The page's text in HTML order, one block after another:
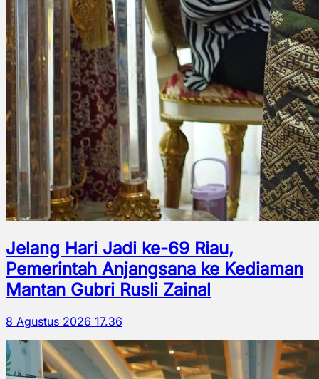
Jelang Hari Jadi ke-69 Riau,
Pemerintah Anjangsana ke Kediaman
Mantan Gubri Rusli Zainal
8 Agustus 2026 17.36